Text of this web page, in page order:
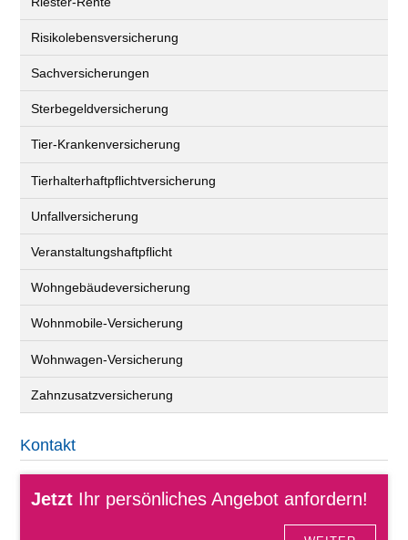
Risikolebensversicherung
Sachversicherungen
Sterbegeldversicherung
Tier-Krankenversicherung
Tierhalterhaftpflichtversicherung
Unfallversicherung
Veranstaltungshaftpflicht
Wohngebäudeversicherung
Wohnmobile-Versicherung
Wohnwagen-Versicherung
Zahnzusatzversicherung
Kontakt
Jetzt Ihr persönliches Angebot anfordern!